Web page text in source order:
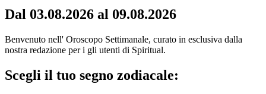
Dal 03.08.2026 al 09.08.2026
Benvenuto nell' Oroscopo Settimanale, curato in esclusiva dalla
nostra redazione per i gli utenti di Spiritual.
Scegli il tuo segno zodiacale: